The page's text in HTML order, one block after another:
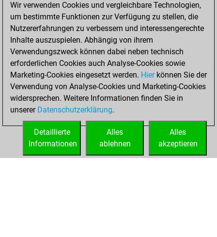
leandromcerveira 1479 1 b
leandromcerveira 1474 0 w
johnnyf12 1419 1 b
abdul salam 1429 1 b
carlosraul52 1455 0 b
uweh 1451 0 b
opix 1133 0 b
abdul salam 1363 0 w
early abort 1722 0 w
jean-louis payan 985 1 w
zeksili 1281 1 b
1259
herbiines 1391
dragan12 1330 0 w
STARTSEITE ERFOLGE
Wir verwenden Cookies und vergleichbare Technologien,
um bestimmte Funktionen zur Verfügung zu stellen, die
Nutzererfahrungen zu verbessern und interessengerechte
Inhalte auszuspielen. Abhängig von ihrem
Verwendungszweck können dabei neben technisch
erforderlichen Cookies auch Analyse-Cookies sowie
Marketing-Cookies eingesetzt werden. Hierkönnen Sie der
Verwendung von Analyse-Cookies und Marketing-Cookies
widersprechen. Weitere Informationen finden Sie in
unserer Datenschutzerklärung.
Alles
akzeptieren
Alles
ablehnen
Detaillierte
Informationen